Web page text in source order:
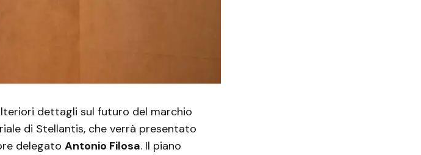
dettagli sul futuro del marchio
di Stellantis, che verrà presentato
delegato Antonio Filosa. Il piano